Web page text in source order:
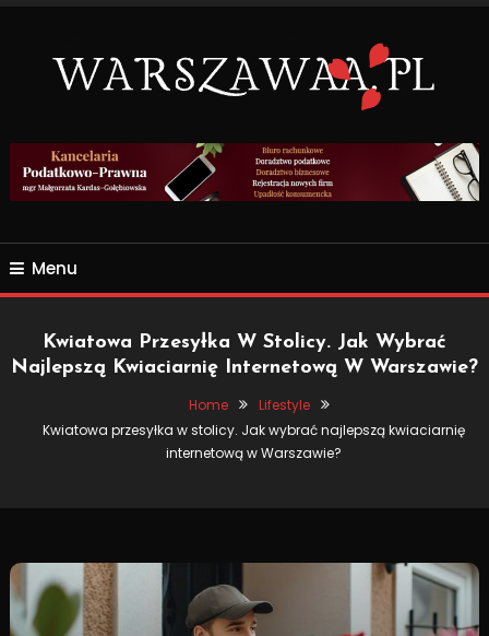
Content
WARSZAWAA.PL
Menu
Kwiatowa Przesyłka W Stolicy. Jak Wybrać
Najlepszą Kwiaciarnię Internetową W Warszawie?
Home
Lifestyle
Kwiatowa przesyłka w stolicy. Jak wybrać najlepszą kwiaciarnię
internetową w Warszawie?